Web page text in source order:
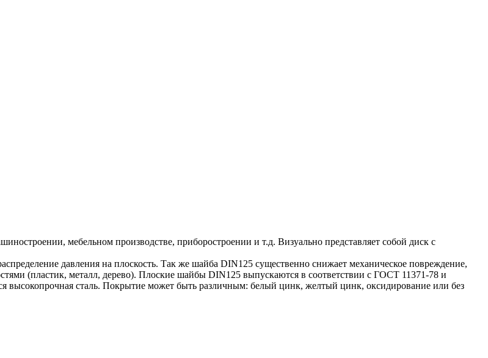
мебельном производстве, приборостроении и т.д. Визуально представляет собой диск с
давления на плоскость. Так же шайба DIN125 существенно снижает механическое повреждение,
(пластик, металл, дерево). Плоские шайбы DIN125 выпускаются в соответствии с ГОСТ 11371-78 и
высокопрочная сталь. Покрытие может быть различным: белый цинк, желтый цинк, оксидирование или без